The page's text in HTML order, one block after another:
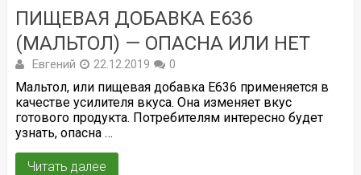
ПИЩЕВАЯ ДОБАВКА Е636
(МАЛЬТОЛ) — ОПАСНА ИЛИ НЕТ
Евгений 22.12.2019 0
Мальтол, или пищевая добавка Е636 применяется в
качестве усилителя вкуса. Она изменяет вкус
готового продукта. Потребителям интересно будет
узнать, опасна …
Читать далее